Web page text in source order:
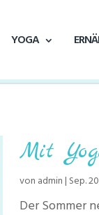
YOGA
Mit
von admin | Sep.
Der Sommer